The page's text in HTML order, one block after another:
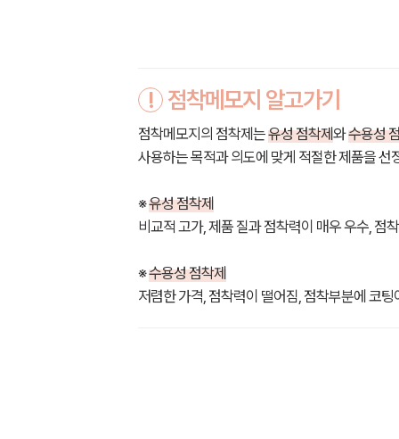
! 점착메모지 알고가기
점착메모지의 점착제는유성 점착제와수용성
사용하는 목적과 의도에 맞게 적절한 제품을 선
※유성 점착제
비교적 고가, 제품 질과 점착력이 매우 우수, 점
※수용성 점착제
저렴한 가격, 점착력이 떨어짐, 점착부분에 코